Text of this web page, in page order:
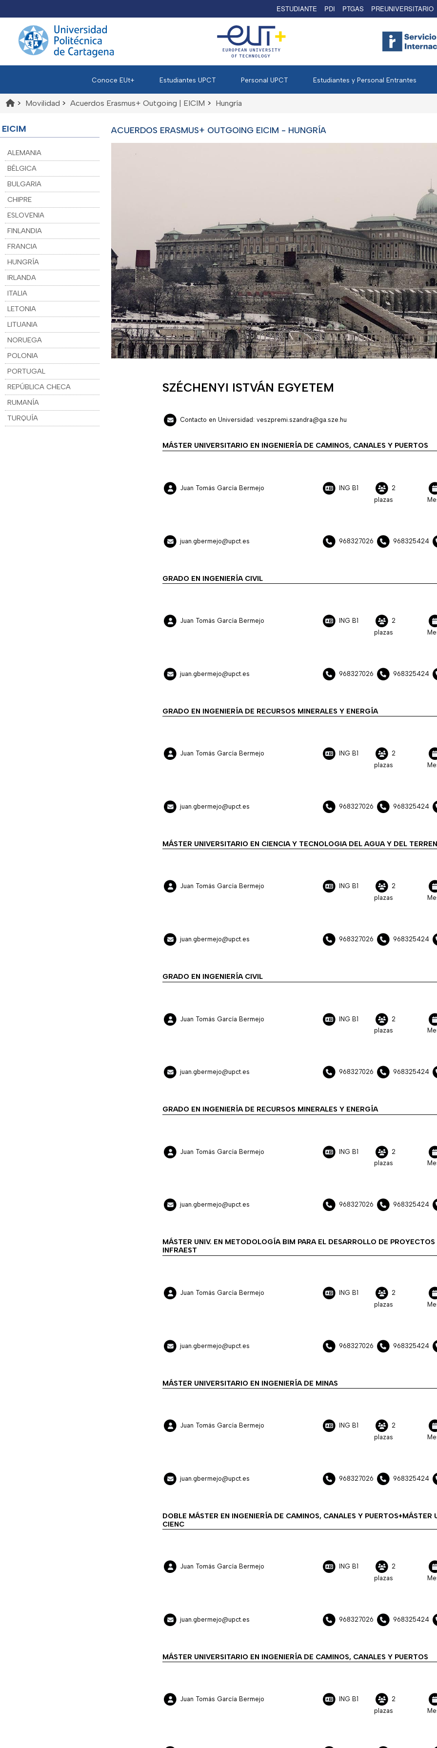
ESTUDIANTE PDI PTGAS PREUNIVERSITARIO
Conoce EUt+ Estudiantes UPCT Personal UPCT Estudiantes y Personal Entrantes
> Movilidad > Acuerdos Erasmus+ Outgoing | EICIM > Hungría
EICIM
ALEMANIA
BÉLGICA
BULGARIA
CHIPRE
ESLOVENIA
FINLANDIA
FRANCIA
HUNGRÍA
IRLANDA
ITALIA
LETONIA
LITUANIA
NORUEGA
POLONIA
PORTUGAL
REPÚBLICA CHECA
RUMANÍA
TURQUÍA
ACUERDOS ERASMUS+ OUTGOING EICIM - HUNGRÍA
SZÉCHENYI ISTVÁN EGYETEM
Contacto en Universidad: veszpremi.szandra@ga.sze.hu
MÁSTER UNIVERSITARIO EN INGENIERÍA DE CAMINOS, CANALES Y PUERTOS
Juan Tomás García Bermejo ING B1
2
plazas
juan.gbermejo@upct.es 968327026 968325424
GRADO EN INGENIERÍA CIVIL
Juan Tomás García Bermejo ING B1
2
plazas
juan.gbermejo@upct.es 968327026 968325424
GRADO EN INGENIERÍA DE RECURSOS MINERALES Y ENERGÍA
Juan Tomás García Bermejo ING B1
2
plazas
juan.gbermejo@upct.es 968327026 968325424
MÁSTER UNIVERSITARIO EN CIENCIA Y TECNOLOGIA DEL AGUA Y DEL
Juan Tomás García Bermejo ING B1
2
plazas
juan.gbermejo@upct.es 968327026 968325424
GRADO EN INGENIERÍA CIVIL
Juan Tomás García Bermejo ING B1
2
plazas
juan.gbermejo@upct.es 968327026 968325424
GRADO EN INGENIERÍA DE RECURSOS MINERALES Y ENERGÍA
Juan Tomás García Bermejo ING B1
2
plazas
juan.gbermejo@upct.es 968327026 968325424
MÁSTER UNIV. EN METODOLOGÍA BIM PARA EL DESARROLLO DE PROYECTOS
INFRAEST
Juan Tomás García Bermejo ING B1
2
plazas
juan.gbermejo@upct.es 968327026 968325424
MÁSTER UNIVERSITARIO EN INGENIERÍA DE MINAS
Juan Tomás García Bermejo ING B1
2
plazas
juan.gbermejo@upct.es 968327026 968325424
DOBLE MÁSTER EN INGENIERÍA DE CAMINOS, CANALES Y PUERTOS+MÁSTER
CIENC
Juan Tomás García Bermejo ING B1
2
plazas
juan.gbermejo@upct.es 968327026 968325424
MÁSTER UNIVERSITARIO EN INGENIERÍA DE CAMINOS, CANALES Y PUERTOS
Juan Tomás García Bermejo ING B1
2
plazas